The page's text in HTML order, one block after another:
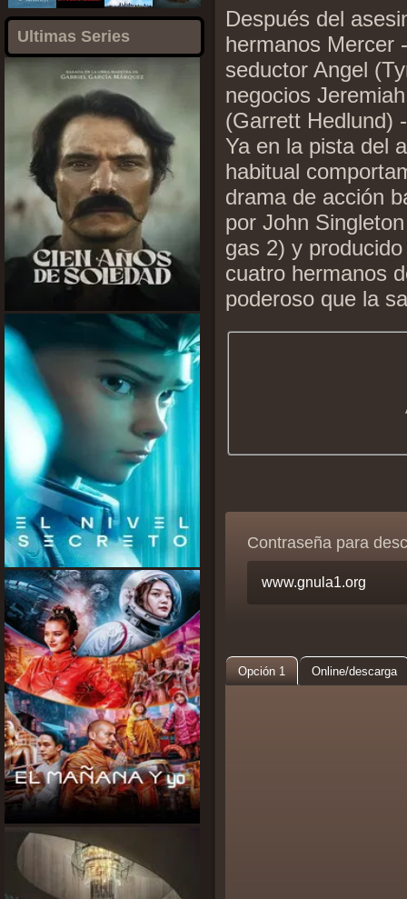
Ultimas Series
Después del
hermanos Mercer
seductor Angel
negocios
(Garrett Hedlund)
Ya en la pista del
habitual
drama de acción
por John
gas 2) y
cuatro hermanos
poderoso que la
Contraseña para
Opción 1 Online/descarga